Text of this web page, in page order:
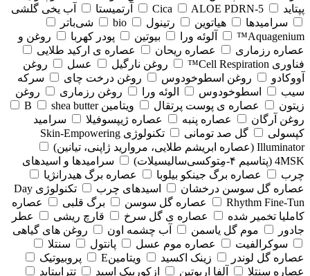
پپتاید
5-Cica
ALOE PDRN آرتمیستا
آب یخی گلشی
سرامیدها
هیاتوین رتینول bio
شی‌باتر
Aquagenium™
آلوئه ورا بیوتین پودر کهربا
روغن و
عصاره رزماری
عصاره ریحان
عصاره ی ارکید طلایی
فناوری Cell Respiration™
روغن نارگیل عسل
روغن
آووکادو
روغن اسطوخودوس روغن درخت چای
سرکه
سیب
اسطوخودوس الوئه ورا روغن رزماری
روغن
زیتون
عصاره ی پوست پرتقال ویتامین Bshea butter
روغن آرگان
عصاره پنبه عصاره ژیپسوفیلا
سرامید
کپسولی
گل صد تومانی
تکنولوژی Skin-Empowering
Illuminator (عصاره ابریشم طلایی، مروارید ژاپنی، تیانین)
4MSK (پتاسیم ۴‑مِتوکسی‌سالیسیلات)
سرامیدها و اسیدهای
چرب
عصاره برگ جینکو بیلوبا
عصاره برگ هیدرانژیا
عصاره گل سوسن درخشان
اسیدهای چرب
تکنولوژی Day
Rhythm Fine‑Tun
عصاره گل سوسن برگ قلبی
عصاره
کاملیا تخمیر شده
عصاره ی گل سرخ قارچ ریشی
عطر
جادور
موم گل یاسمن آب چشمه اون
روغن های گیاهی
سوکرالفیت
عصاره موم عسل پانتول
سنتلا
عصاره گل لوندر
زینک اکسید ویتامینE
پروبیوتیک
عصاره سنتلا
آلفا اربوتین ازکوربیک اسید تتراپپتاید